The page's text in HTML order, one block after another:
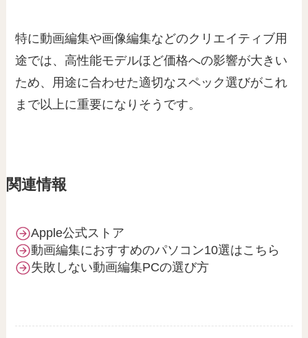
特に動画編集や画像編集などのクリエイティブ用
途では、高性能モデルほど価格への影響が大きい
ため、用途に合わせた適切なスペック選びがこれ
まで以上に重要になりそうです。
関連情報
Apple公式ストア
動画編集におすすめのパソコン10選はこちら
失敗しない動画編集PCの選び方